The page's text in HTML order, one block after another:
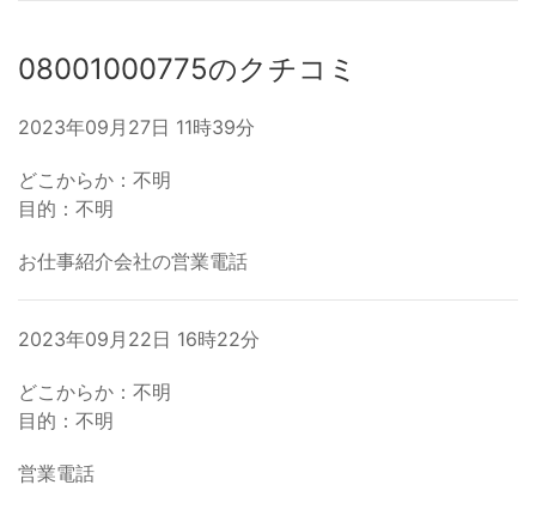
08001000775のクチコミ
2023年09月27日 11時39分
どこからか：不明
目的：不明
お仕事紹介会社の営業電話
2023年09月22日 16時22分
どこからか：不明
目的：不明
営業電話